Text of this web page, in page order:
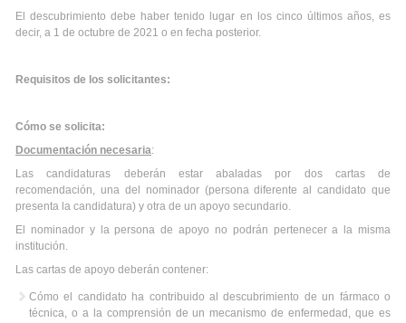
El descubrimiento debe haber tenido lugar en los cinco últimos años, es
decir, a 1 de octubre de 2021 o en fecha posterior.
Requisitos de los solicitantes:
Cómo se solicita:
Documentación necesaria:
Las candidaturas deberán estar abaladas por dos cartas de
recomendación, una del nominador (persona diferente al candidato que
presenta la candidatura) y otra de un apoyo secundario.
El nominador y la persona de apoyo no podrán pertenecer a la misma
institución.
Las cartas de apoyo deberán contener:
Cómo el candidato ha contribuido al descubrimiento de un fármaco o
técnica, o a la comprensión de un mecanismo de enfermedad, que es